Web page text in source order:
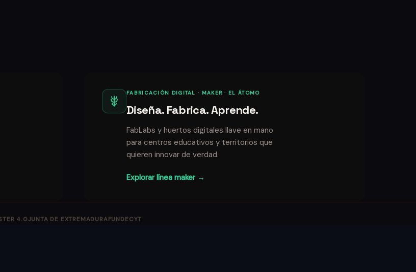
FABRICACIÓN DIGITAL · MAKER · EL ÁTOMO
Diseña. Fabrica. Aprende.
FabLabs y huertos digitales llave en mano
para centros educativos y territorios que
quieren innovar de verdad.
Explorar línea maker →
4.0JUNTA DE EXTREMADURAFUNDECYT